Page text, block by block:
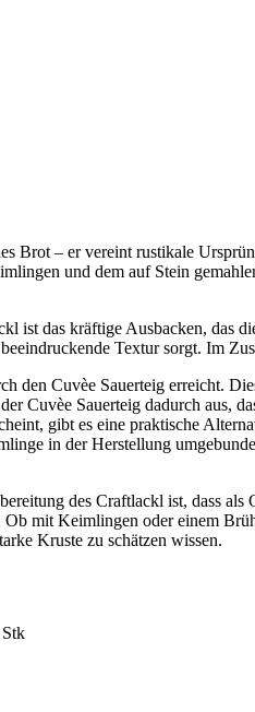
Brot – er vereint rustikale
und dem auf Stein
ist das kräftige Ausbacken, das
Textur sorgt. Im
den Cuvèe Sauerteig erreicht.
Cuvèe Sauerteig dadurch aus,
gibt es eine praktische
in der Herstellung
des Craftlackl ist, dass
Ob mit Keimlingen oder einem
Kruste zu schätzen wissen.